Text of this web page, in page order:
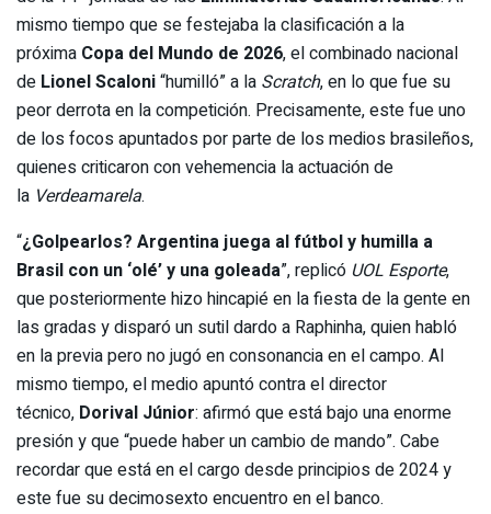
mismo tiempo que se festejaba la clasificación a la
próxima Copa del Mundo de 2026, el combinado nacional
de Lionel Scaloni“humilló” a la Scratch, en lo que fue su
peor derrota en la competición. Precisamente, este fue uno
de los focos apuntados por parte de los medios brasileños,
quienes criticaron con vehemencia la actuación de
la Verdeamarela.
“¿Golpearlos? Argentina juega al fútbol y humilla a
Brasil con un ‘olé’ y una goleada”, replicó UOL Esporte,
que posteriormente hizo hincapié en la fiesta de la gente en
las gradas y disparó un sutil dardo a Raphinha, quien habló
en la previa pero no jugó en consonancia en el campo. Al
mismo tiempo, el medio apuntó contra el director
técnico, Dorival Júnior: afirmó que está bajo una enorme
presión y que “puede haber un cambio de mando”. Cabe
recordar que está en el cargo desde principios de 2024 y
este fue su decimosexto encuentro en el banco.